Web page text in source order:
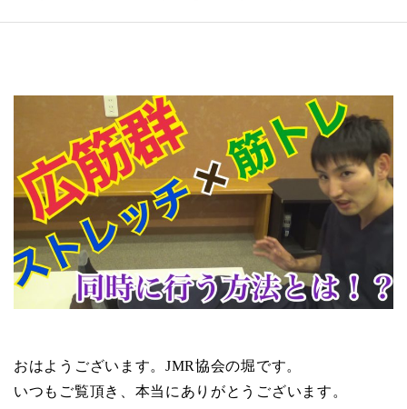
おはようございます。JMR協会の堀です。
いつもご覧頂き、本当にありがとうございます。